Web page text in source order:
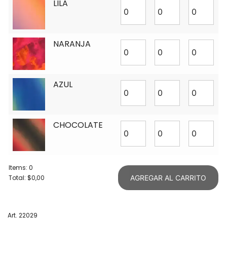
LILA
NARANJA
AZUL
CHOCOLATE
Items: 0
Total: $0,00
Your
AGREGAR AL CARRITO
Art. 22029